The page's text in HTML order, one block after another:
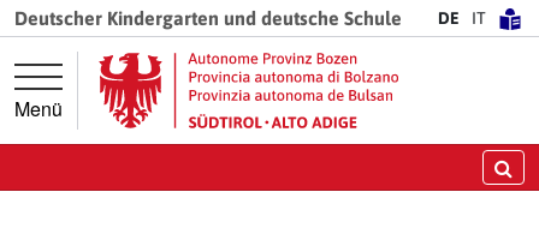
Springe direkt zur Hauptnavigation
Springe direkt zum Inhalt
Deutscher Kindergarten und deutsche Schule DE IT
Menü